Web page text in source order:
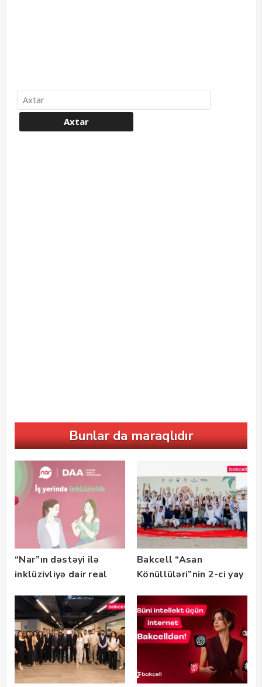
Bunlar da maraqlıdır
“Nar”ın dəstəyi ilə
inklüzivliyə dair real
təqdim edilir
Bakcell “Asan
Könüllüləri”nin 2-ci yay
olub — FOTO